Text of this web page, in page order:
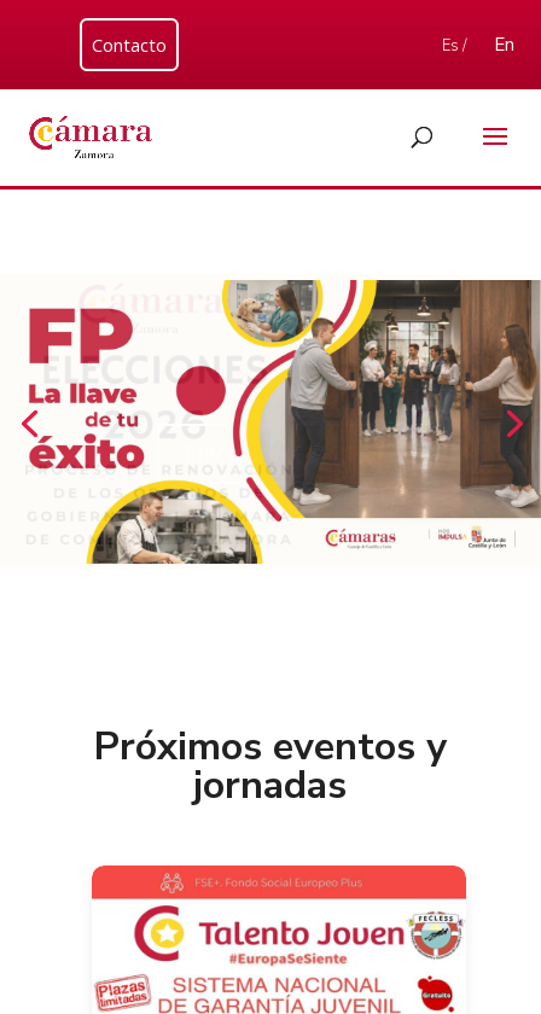
Contacto Es / En
FP LA LLAVE DE TU ÉXITO
Próximos eventos y
jornadas